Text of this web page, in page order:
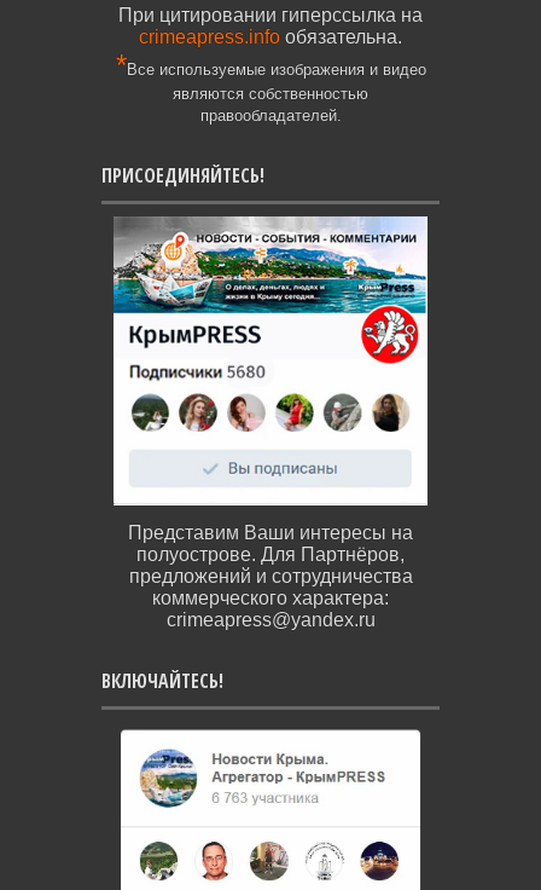
При цитировании гиперссылка на
crimeapress.info обязательна.
*Все используемые изображения и видео
являются собственностью
правообладателей.
ПРИСОЕДИНЯЙТЕСЬ!
Представим Ваши интересы на
полуострове. Для Партнёров,
предложений и сотрудничества
коммерческого характера:
crimeapress@yandex.ru
ВКЛЮЧАЙТЕСЬ!